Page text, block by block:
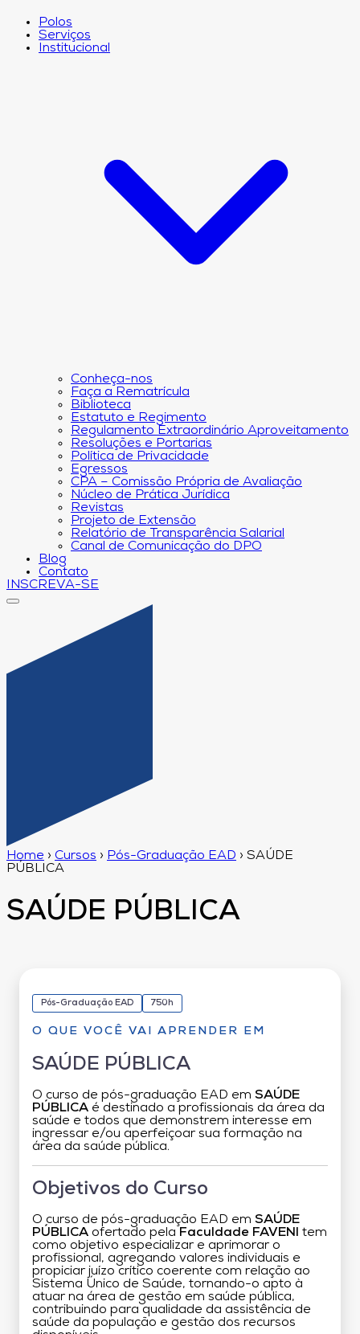
Polos
Serviços
Institucional
Conheça-nos
Faça a Rematrícula
Biblioteca
Estatuto e Regimento
Regulamento Extraordinário Aproveitamento
Resoluções e Portarias
Política de Privacidade
Egressos
CPA – Comissão Própria de Avaliação
Núcleo de Prática Jurídica
Revistas
Projeto de Extensão
Relatório de Transparência Salarial
Canal de Comunicação do DPO
Blog
Contato
INSCREVA-SE
Home › Cursos › Pós-Graduação EAD › SAÚDE
PÚBLICA
SAÚDE PÚBLICA
Pós-Graduação EAD 750h
O QUE VOCÊ VAI APRENDER EM
SAÚDE PÚBLICA
O curso de pós-graduação EAD em SAÚDE
PÚBLICA é destinado a profissionais da área da
saúde e todos que demonstrem interesse em
ingressar e/ou aperfeiçoar sua formação na
área da saúde pública.
Objetivos do Curso
O curso de pós-graduação EAD em SAÚDE
PÚBLICA ofertado pela Faculdade FAVENI
tem
como objetivo especializar e aprimorar o
profissional, agregando valores individuais e
propiciar juízo crítico coerente com relação ao
Sistema Único de Saúde, tornando-o apto à
atuar na área de gestão em saúde pública,
contribuindo para qualidade da assistência de
saúde da população e gestão dos recursos